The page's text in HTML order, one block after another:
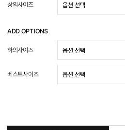
이할 수 있습니다.
- 기본 배송비 3,000원이며, 5만원 이상 구매 시 무료
도서산간 추가비용 확인하기 >
- 평일 결제 완료일 기준으로 익일 발송됩니다. (토, 일,
(산간벽지, 도서지방, 상품 종류에 따라서 상품의 배송이
- 결제 완료 후 평균 3일 이내 출고 (공휴일 제외)
교환 및 환불 / EXCHANGE & REFUND
- 네이버페이 교환&반품시 기본 발송지(물류센터)와
- 제품에 이상이 있거나 불량일 경우 100% 무상으로 교
상의사이즈
ADD OPTIONS
하의사이즈
베스트사이즈